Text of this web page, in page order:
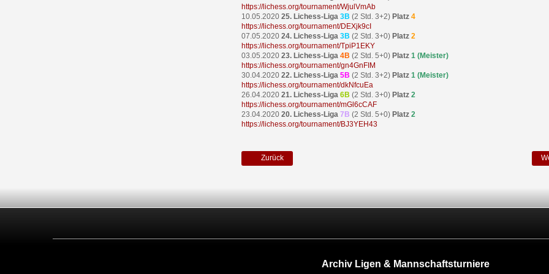
https://lichess.org/tournament/WjulVmAb
10.05.2020 25. Lichess-Liga 3B (2 Std. 3+2) Platz 4
https://lichess.org/tournament/DEXjk9cI
07.05.2020 24. Lichess-Liga 3B (2 Std. 3+0) Platz 2
https://lichess.org/tournament/TpiP1EKY
03.05.2020 23. Lichess-Liga 4B (2 Std. 5+0) Platz 1 (Meister)
https://lichess.org/tournament/gn4GnFIM
30.04.2020 22. Lichess-Liga 5B (2 Std. 3+2) Platz 1 (Meister)
https://lichess.org/tournament/dkNfcuEa
26.04.2020 21. Lichess-Liga 6B (2 Std. 3+0) Platz 2
https://lichess.org/tournament/mGl6cCAF
23.04.2020 20. Lichess-Liga 7B (2 Std. 5+0) Platz 2
https://lichess.org/tournament/BJ3YEH43
Zurück
Archiv Ligen & Mannschaftsturniere